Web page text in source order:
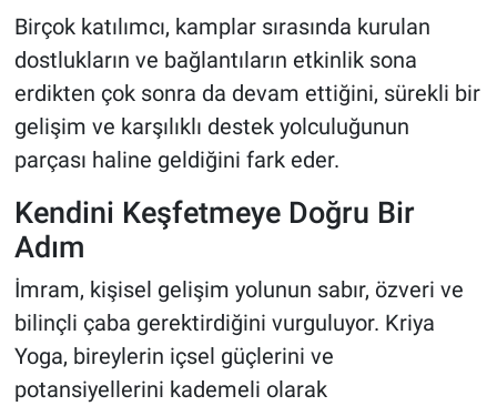
Birçok katılımcı, kamplar sırasında kurulan
dostlukların ve bağlantıların etkinlik sona
erdikten çok sonra da devam ettiğini, sürekli bir
gelişim ve karşılıklı destek yolculuğunun
parçası haline geldiğini fark eder.
Kendini Keşfetmeye Doğru Bir
Adım
İmram, kişisel gelişim yolunun sabır, özveri ve
bilinçli çaba gerektirdiğini vurguluyor. Kriya
Yoga, bireylerin içsel güçlerini ve
potansiyellerini kademeli olarak